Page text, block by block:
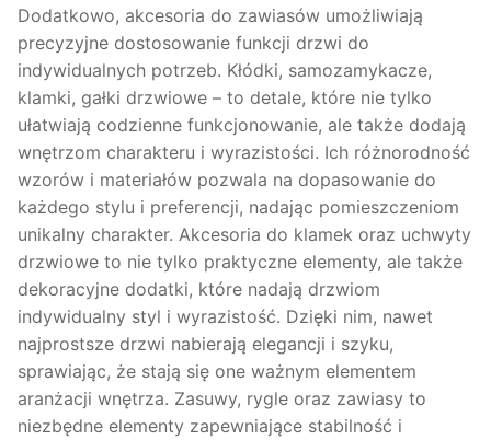
Dodatkowo, akcesoria do zawiasów umożliwiają
precyzyjne dostosowanie funkcji drzwi do
indywidualnych potrzeb. Kłódki, samozamykacze,
klamki, gałki drzwiowe – to detale, które nie tylko
ułatwiają codzienne funkcjonowanie, ale także dodają
wnętrzom charakteru i wyrazistości. Ich różnorodność
wzorów i materiałów pozwala na dopasowanie do
każdego stylu i preferencji, nadając pomieszczeniom
unikalny charakter. Akcesoria do klamek oraz uchwyty
drzwiowe to nie tylko praktyczne elementy, ale także
dekoracyjne dodatki, które nadają drzwiom
indywidualny styl i wyrazistość. Dzięki nim, nawet
najprostsze drzwi nabierają elegancji i szyku,
sprawiając, że stają się one ważnym elementem
aranżacji wnętrza. Zasuwy, rygle oraz zawiasy to
niezbędne elementy zapewniające stabilność i